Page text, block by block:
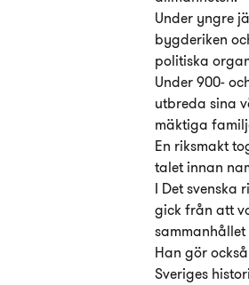
Under yngre
bygderiken
politiska
Under 900-
utbreda sina
mäktiga
En riksmakt
talet innan
I Det svenska
gick från att
Han gör
Sveriges